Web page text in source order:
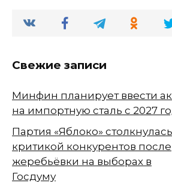
Свежие записи
Минфин планирует ввести
на импортную сталь с 2027
Партия «Яблоко»
критикой конкурентов после
жеребьёвки на выборах в
Госдуму